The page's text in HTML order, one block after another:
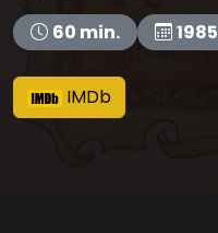
60 min.
1985
IMDb